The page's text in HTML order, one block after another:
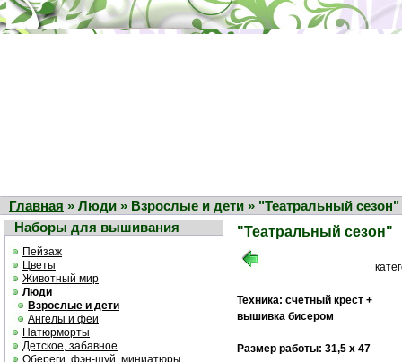
Главная » Люди » Взрослые и дети » "Театральный сезон"
Наборы для вышивания
Пейзаж
Цветы
Животный мир
Люди
Взрослые и дети
Ангелы и феи
Натюрморты
Детское, забавное
Обереги, фэн-шуй, миниатюры
"Театральный сезон"
Техника: счетный крест +
вышивка бисером
Размер работы: 31,5 х 47